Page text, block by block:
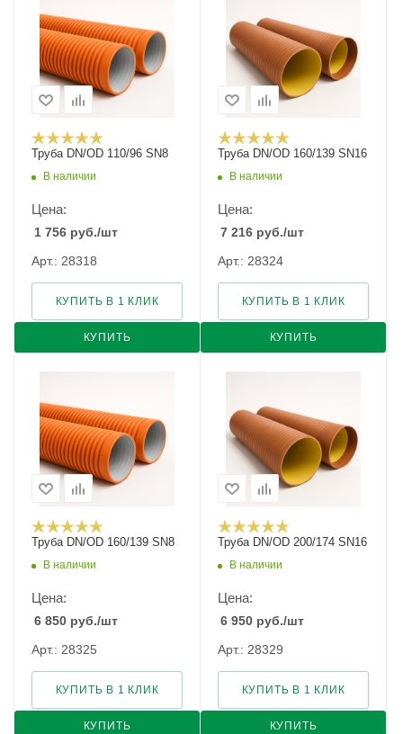
Труба DN/OD 110/96 SN8
В наличии
Цена:
1 756 руб./шт
Арт.: 28318
КУПИТЬ
КУПИТЬ В 1 КЛИК
Труба DN/OD 160/139 SN16
В наличии
Цена:
7 216 руб./шт
Арт.: 28324
КУПИТЬ
КУПИТЬ В 1 КЛИК
Труба DN/OD 160/139 SN8
В наличии
Цена:
6 850 руб./шт
Арт.: 28325
КУПИТЬ
КУПИТЬ В 1 КЛИК
Труба DN/OD 200/174 SN16
В наличии
Цена:
6 950 руб./шт
Арт.: 28329
КУПИТЬ
КУПИТЬ В 1 КЛИК